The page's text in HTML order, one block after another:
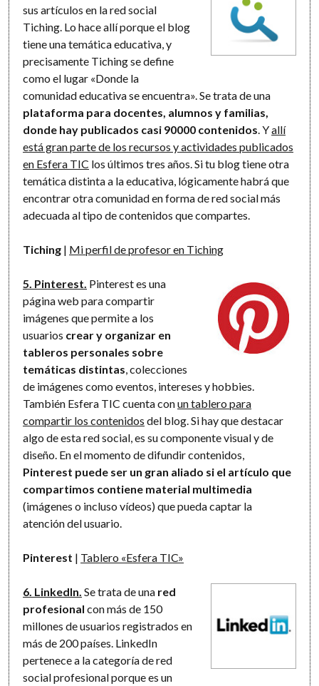
sus artículos en la red social
Tiching. Lo hace allí porque el blog
tiene una temática educativa, y
precisamente Tiching se define
como el lugar «Donde la
comunidad educativa se encuentra». Se trata de una
plataforma para docentes, alumnos y familias,
donde hay publicados casi 90000 contenidos . Yallí
está gran parte de los recursos y actividades publicados
en Esfera TIC los últimos tres años. Si tu blog tiene otra
temática distinta a la educativa, lógicamente habrá que
encontrar otra comunidad en forma de red social más
adecuada al tipo de contenidos que compartes.
Tiching | Mi perfil de profesor en Tiching
5. Pinterest. Pinterest es una
página web para compartir
imágenes que permite a los
usuarios crear y organizar en
tableros personales sobre
temáticas distintas , colecciones
de imágenes como eventos, intereses y hobbies.
También Esfera TIC cuenta conun tablero para
compartir los contenidos del blog. Si hay que destacar
algo de esta red social, es su componente visual y de
diseño. En el momento de difundir contenidos,
Pinterest puede ser un gran aliado si el artículo que
compartimos contiene material multimedia
(imágenes o incluso vídeos) que pueda captar la
atención del usuario.
Pinterest | Tablero «Esfera TIC»
6. LinkedIn. Se trata de una red
profesional con más de 150
millones de usuarios registrados en
más de 200 países. LinkedIn
pertenece a la categoría de red
social profesional porque es un